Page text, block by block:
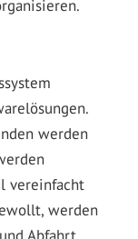
werden
vereinfacht
werden